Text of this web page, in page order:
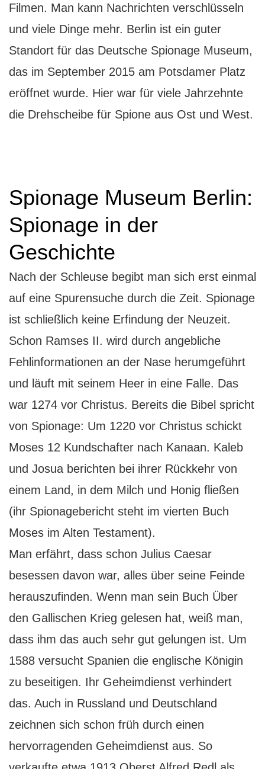
Filmen. Man kann Nachrichten verschlüsseln
und viele Dinge mehr. Berlin ist ein guter
Standort für das Deutsche Spionage Museum,
das im September 2015 am Potsdamer Platz
eröffnet wurde. Hier war für viele Jahrzehnte
die Drehscheibe für Spione aus Ost und West.
Spionage Museum Berlin:
Spionage in der
Geschichte
Nach der Schleuse begibt man sich erst einmal
auf eine Spurensuche durch die Zeit. Spionage
ist schließlich keine Erfindung der Neuzeit.
Schon Ramses II. wird durch angebliche
Fehlinformationen an der Nase herumgeführt
und läuft mit seinem Heer in eine Falle. Das
war 1274 vor Christus. Bereits die Bibel spricht
von Spionage: Um 1220 vor Christus schickt
Moses 12 Kundschafter nach Kanaan. Kaleb
und Josua berichten bei ihrer Rückkehr von
einem Land, in dem Milch und Honig fließen
(ihr Spionagebericht steht im vierten Buch
Moses im Alten Testament).
Man erfährt, dass schon Julius Caesar
besessen davon war, alles über seine Feinde
herauszufinden. Wenn man sein Buch Über
den Gallischen Krieg gelesen hat, weiß man,
dass ihm das auch sehr gut gelungen ist. Um
1588 versucht Spanien die englische Königin
zu beseitigen. Ihr Geheimdienst verhindert
das. Auch in Russland und Deutschland
zeichnen sich schon früh durch einen
hervorragenden Geheimdienst aus. So